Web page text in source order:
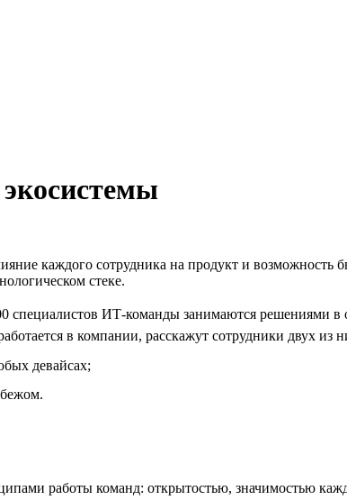
каждого сотрудника на продукт и
стеке.
ИТ-команды занимаются решениями в
в компании, расскажут сотрудники двух из
девайсах;
работы команд: открытостью, значимостью